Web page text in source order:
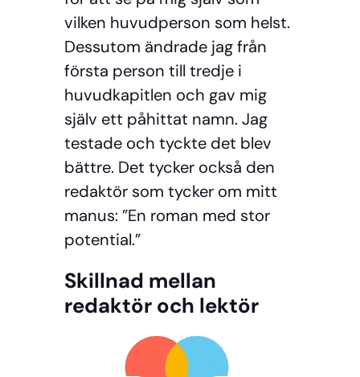
vilken huvudperson som helst.
Dessutom ändrade jag från
första person till tredje i
huvudkapitlen och gav mig
själv ett påhittat namn. Jag
testade och tyckte det blev
bättre. Det tycker också den
redaktör som tycker om mitt
manus: ”En roman med stor
potential.”
Skillnad mellan
redaktör och lektör